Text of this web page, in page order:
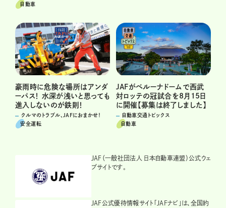
自動車
豪雨時に危険な場所はアンダ
ーパス！ 水深が浅いと思っても
進入しないのが鉄則！
クルマのトラブル、JAFにおまかせ！
安全運転
JAFがベルーナドームで西武
対ロッテの冠試合を8月15日
に開催【募集は終了しました】
自動車交通トピックス
自動車
JAF（一般社団法人 日本自動車連盟）公式ウェ
ブサイトです。
JAF公式優待情報サイト「JAFナビ」は、全国約